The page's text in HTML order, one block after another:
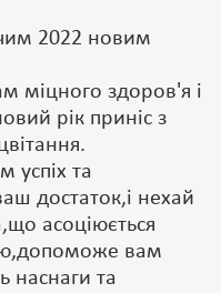
2022 новим
міцного здоров'я і
рік приніс з
успіх та
достаток,і нехай
асоціюється
вам
наснаги та